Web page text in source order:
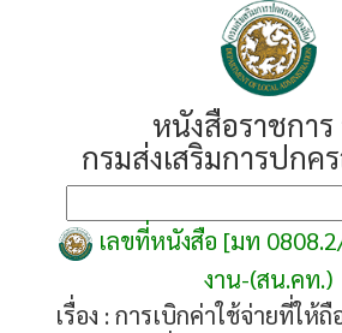
หนังสือราชการ
กรมส่งเสริมการปกค
เลขที่หนังสือ [มท
งาน-(สน.คท.)
เรื่อง :การเบิกค่าใช้จ่ายที่ให้ถื